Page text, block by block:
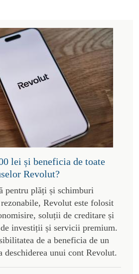
lei și beneficia de toate
Revolut?
pentru plăți și schimburi
Revolut este folosit
soluții de creditare și
investiții și servicii premium.
de a beneficia de un
deschiderea unui cont Revolut.